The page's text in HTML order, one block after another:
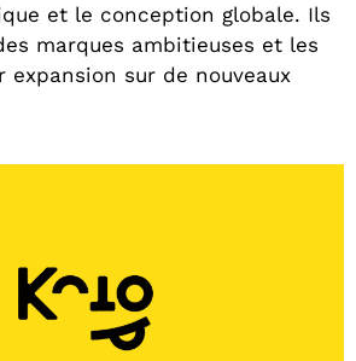
et le conception globale. Ils
marques ambitieuses et les
expansion sur de nouveaux